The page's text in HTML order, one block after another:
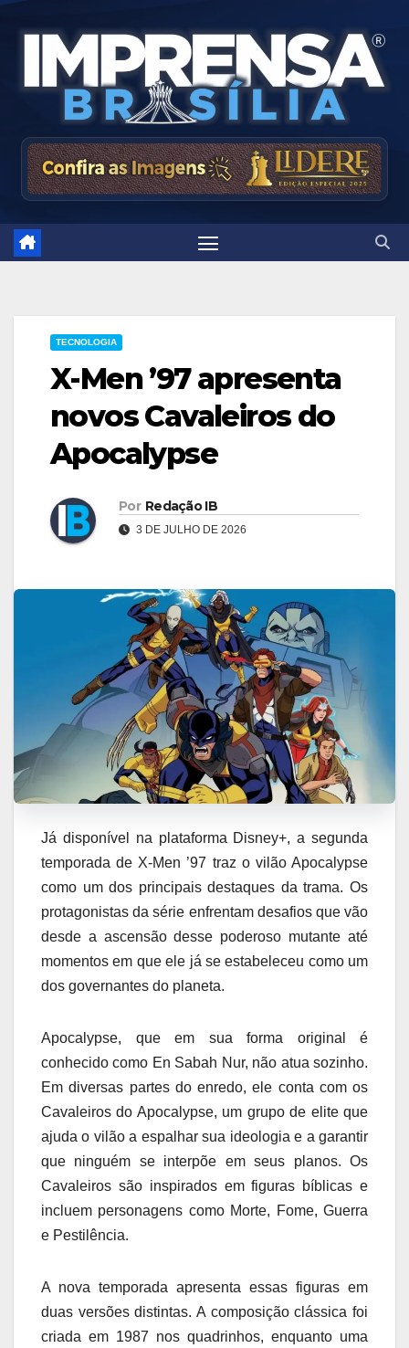
TECNOLOGIA
X-Men ’97 apresenta
novos Cavaleiros do
Apocalypse
Por Redação IB
3 DE JULHO DE 2026
Já disponível na plataforma Disney+, a segunda
temporada de X-Men ’97 traz o vilão Apocalypse
como um dos principais destaques da trama. Os
protagonistas da série enfrentam desafios que vão
desde a ascensão desse poderoso mutante até
momentos em que ele já se estabeleceu como um
dos governantes do planeta.
Apocalypse, que em sua forma original é
conhecido como En Sabah Nur, não atua sozinho.
Em diversas partes do enredo, ele conta com os
Cavaleiros do Apocalypse, um grupo de elite que
ajuda o vilão a espalhar sua ideologia e a garantir
que ninguém se interpõe em seus planos. Os
Cavaleiros são inspirados em figuras bíblicas e
incluem personagens como Morte, Fome, Guerra
e Pestilência.
A nova temporada apresenta essas figuras em
duas versões distintas. A composição clássica foi
criada em 1987 nos quadrinhos, enquanto uma